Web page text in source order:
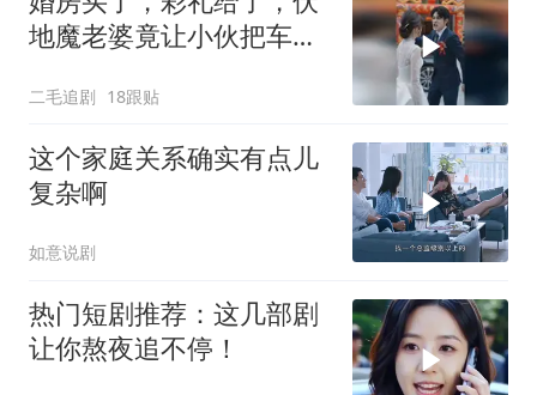
地魔老婆竟让小伙把车送
二毛追剧 18跟贴
这个家庭关系确实有点儿
复杂啊
如意说剧
热门短剧推荐：这几部剧
让你熬夜追不停！